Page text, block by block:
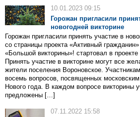
10.01.2023 09:15
Горожан пригласили
новогодней викторине
Горожан пригласили принять участие в
со страницы проекта «Активный
«Большой викторины»! стартовал в
Принять участие в викторине могут все
жители поселения Вороновское.
восемь вопросов, посвященных
Нового года. В каждом вопросе викторины
предложены […]
07.11.2022 15:58